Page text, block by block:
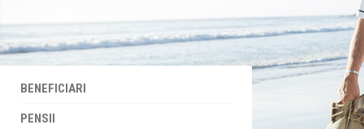
BENEFICIARI
PENSII